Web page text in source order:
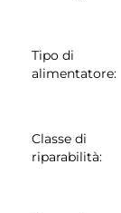
Tipo di
alimentatore:
Classe di
riparabilità: